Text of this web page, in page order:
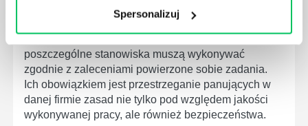
Spersonalizuj
LABORATORIUM?
poszczególne stanowiska muszą wykonywać
zgodnie z zaleceniami powierzone sobie zadania.
Ich obowiązkiem jest przestrzeganie panujących w
danej firmie zasad nie tylko pod względem jakości
wykonywanej pracy, ale również bezpieczeństwa.